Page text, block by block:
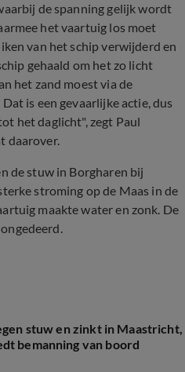
de spanning gelijk wordt
het vaartuig los moet
van het schip verwijderd en
gehaald om het zo licht
het zand moest via de
is een gevaarlijke actie, dus
het daglicht", zegt Paul
daarover.
de stuw in Borgharen bij
stroming op de Maas in de
maakte water en zonk. De
stuw en zinkt in Maastricht,
bemanning van boord